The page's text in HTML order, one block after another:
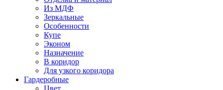
Из МДФ
Зеркальные
Особенности
Купе
Эконом
Назначение
В коридор
Для узкого коридора
Гардеробные
Цвет